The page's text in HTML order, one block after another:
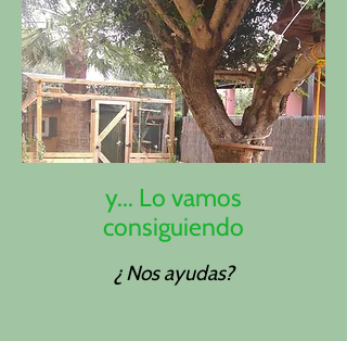
y... Lo vamos
consiguiendo
¿ Nos ayudas?